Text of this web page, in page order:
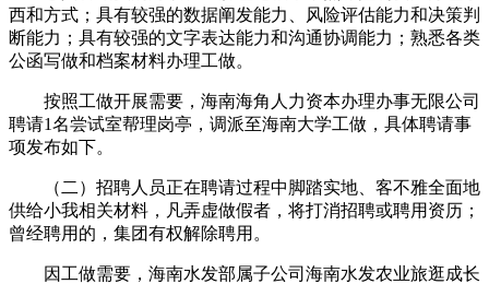
西和方式；具有较强的数据阐发能力、风险评估能力和决策判
断能力；具有较强的文字表达能力和沟通协调能力；熟悉各类
公函写做和档案材料办理工做。
按照工做开展需要，海南海角人力资本办理办事无限公司
聘请1名尝试室帮理岗亭，调派至海南大学工做，具体聘请事
项发布如下。
（二）招聘人员正在聘请过程中脚踏实地、客不雅全面地
供给小我相关材料，凡弄虚做假者，将打消招聘或聘用资历；
曾经聘用的，集团有权解除聘用。
因工做需要，海南水发部属子公司海南水发农业旅逛成长